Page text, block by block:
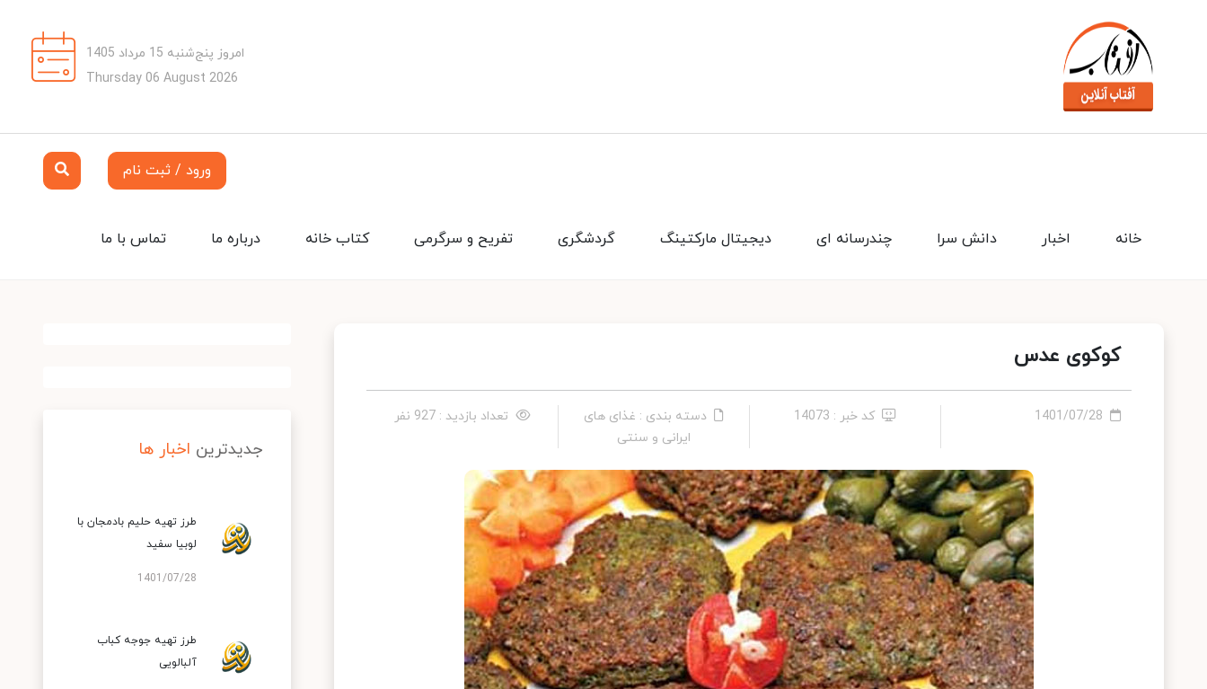
امروز پنج‌شنبه 15 مرداد 1405
Thursday 06 August 2026
ورود / ثبت نام
تماس با ما درباره ما کتاب خانه تفریح و سرگرمی گردشگری دیجیتال مارکتینگ چندرسانه ای دانش سرا اخبار خانه
کوکوی عدس
1401/07/28 کد خبر : 14073
دسته بندی : غذای های
ایرانی و سنتی
تعداد بازدید : 927 نفر
جدیدترین اخبار ها
طرز تهیه حلیم بادمجان با
لوبیا سفید
1401/07/28
طرز تهیه جوجه کباب
آلبالویی